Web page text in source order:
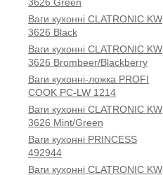
Ваги кухонні CLATRONIC KW
3626 Black
Ваги кухонні CLATRONIC KW
3626 Brombeer/Blackberry
Ваги кухонні-ложка PROFI
COOK PC-LW 1214
Ваги кухонні CLATRONIC KW
3626 Mint/Green
Ваги кухонні PRINCESS
492944
Ваги кухонні CLATRONIC KW